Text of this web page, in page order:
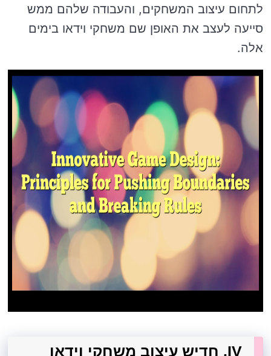
לתחום עיצוב המשחקים, והעבודה שלהם ממש
סייעה לעצב את האופן שם משחקי וידאו בימים
אלה.
IV. חדיש עיצוב משחקי וידאו